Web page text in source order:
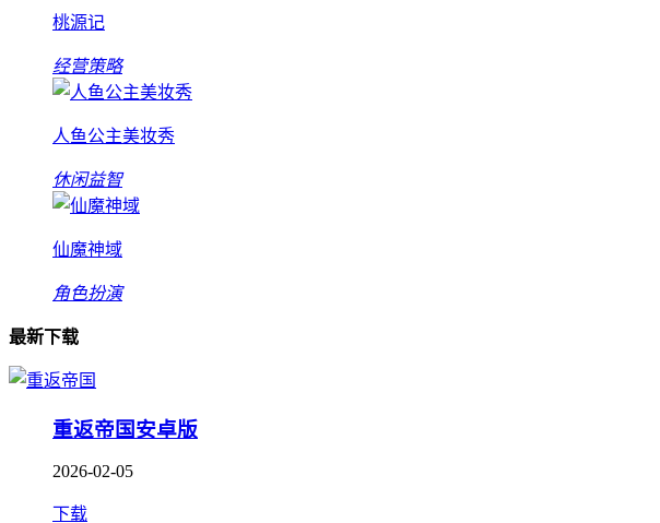
桃源记
经营策略
人鱼公主美妆秀
休闲益智
仙魔神域
角色扮演
最新下载
重返帝国安卓版
2026-02-05
下载